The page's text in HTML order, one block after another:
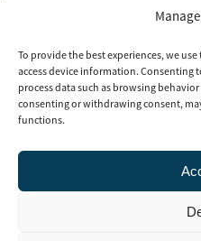
To provide the best experiences, we
access device information. Consenting
process data such as browsing
consenting or withdrawing consent,
functions.
Instagram
LinkedIn
Säkerhet år 2003 för att